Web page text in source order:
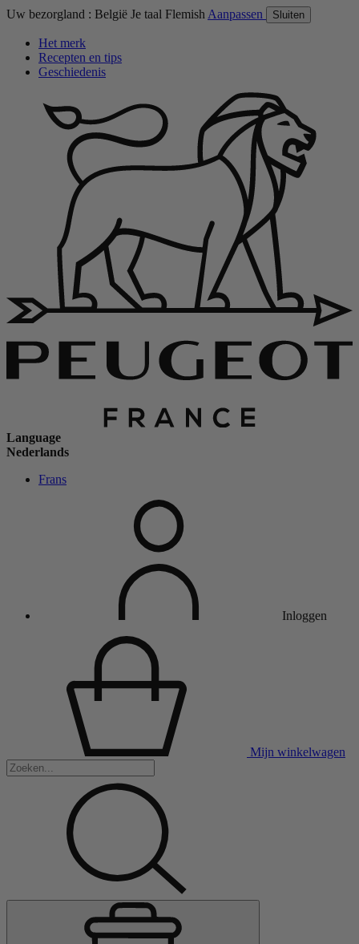
Uw bezorgland : België Je taal Flemish Aanpassen Sluiten
Het merk
Recepten en tips
Geschiedenis
Language
Nederlands
Frans
Inloggen
Mijn winkelwagen